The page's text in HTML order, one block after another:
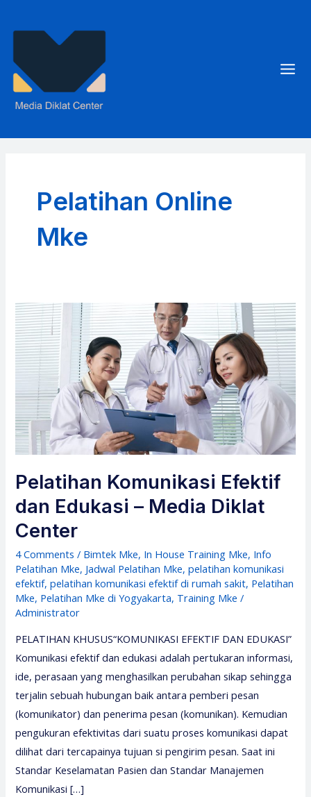
Pelatihan Online
Mke
Pelatihan Komunikasi Efektif
dan Edukasi – Media Diklat
Center
4 Comments / Bimtek Mke, In House Training Mke, Info
Pelatihan Mke, Jadwal Pelatihan Mke,pelatihan komunikasi
efektif,pelatihan komunikasi efektif di rumah sakit, Pelatihan
Mke, Pelatihan Mke di Yogyakarta, Training Mke /
Administrator
PELATIHAN KHUSUS“KOMUNIKASI EFEKTIF DAN EDUKASI”
Komunikasi efektif dan edukasi adalah pertukaran informasi,
ide, perasaan yang menghasilkan perubahan sikap sehingga
terjalin sebuah hubungan baik antara pemberi pesan
(komunikator) dan penerima pesan (komunikan). Kemudian
pengukuran efektivitas dari suatu proses komunikasi dapat
dilihat dari tercapainya tujuan si pengirim pesan. Saat ini
Standar Keselamatan Pasien dan Standar Manajemen
Komunikasi […]